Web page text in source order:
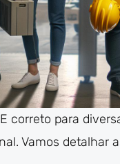
correto para
Vamos detalhar